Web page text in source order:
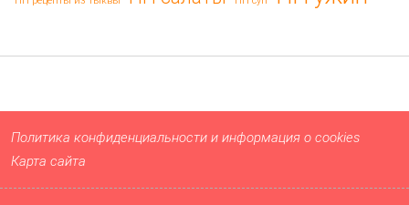
Политика конфиденциальности и информация о cookies
Карта сайта